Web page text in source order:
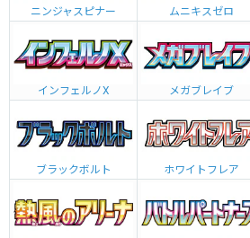
ニンジャスピナー ムニキスゼロ
インフェルノX メガブレイブ
ブラックボルト ホワイトフレア